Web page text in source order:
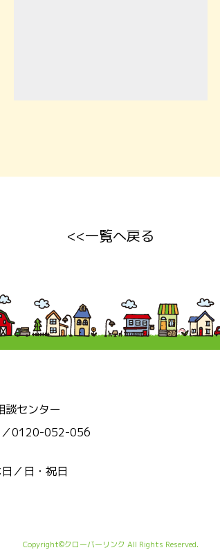
一覧へ戻る
談センター
0120-052-056
／日・祝日
Copyright©クローバーリンク All Rights Reserved.